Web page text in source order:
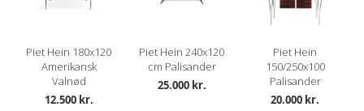
Piet Hein 180x120
Amerikansk
Valnød
12.500 kr.
Piet Hein 240x120
cm Palisander
25.000 kr.
Piet Hein
150/250x100
Palisander
20.000 kr.